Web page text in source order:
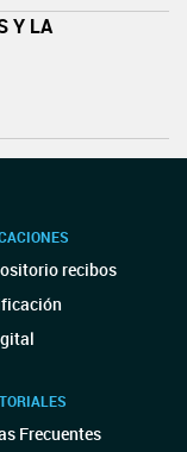
Y LA
recibos
Frecuentes